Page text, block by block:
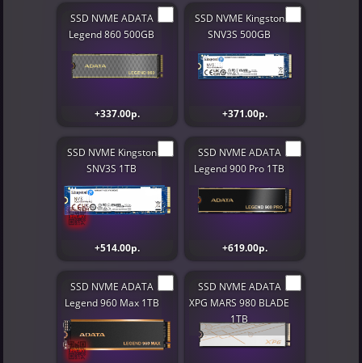
SSD NVME ADATA
Legend 860 500GB
+337.00р.
SSD NVME Kingston
SNV3S 500GB
+371.00р.
SSD NVME Kingston
SNV3S 1TB
+514.00р.
SSD NVME ADATA
Legend 900 Pro 1TB
+619.00р.
SSD NVME ADATA
Legend 960 Max 1TB
SSD NVME ADATA
XPG MARS 980 BLADE
1TB